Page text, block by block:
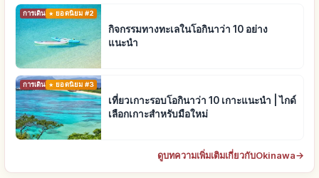
การเดินทางยอดนิยม #2
กิจกรรมทางทะเลในโอกินาว่า 10 อย่าง
แนะนำ
การเดินทางยอดนิยม #3
เที่ยวเกาะรอบโอกินาว่า 10 เกาะแนะนำ | ไกด์
เลือกเกาะสำหรับมือใหม่
ดูบทความเพิ่มเติมเกี่ยวกับOkinawa→